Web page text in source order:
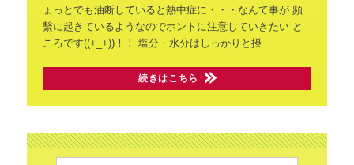
ょっとでも油断していると熱中症に・・・なんて事が頻
繫に起きているようなのでホントに注意していきたいと
ころです((+_+))！！ 塩分・水分はしっかりと摂
続きはこちら